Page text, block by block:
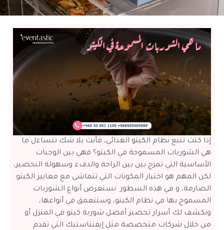
إذا كنت تتبع نظام الكيتو الغذائي، فأنت بلا شك تتساءل ما
هي الشوربات المسموحة في الكيتو؟ فهي بين الوجبات
الأساسية التي تمزج بين بين الراحة والدفء وسهولة التحضير،
لكن المهم هو اختيار المكونات التي تتماشى مع معايير الكيتو
الصارمة، و في هذه السطور نستعرض أنواع الشوربات
المسموح بها في نظام الكيتو، وسنتعمق في أنواعها،
ونكشف لك أسرار تحضير أفضل شوربة كيتو في المنزل أو
من خلال شركات متخصصة مثل إيفنتاستيك التي تقدم